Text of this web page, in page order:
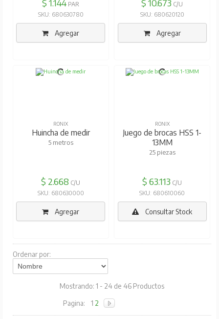
$ 1.144 PAR
SKU: 680630780
Agregar
$ 10.673 C/U
SKU: 680620120
Agregar
RONIX
Huincha de medir
5 metros
$ 2.668 C/U
SKU: 680630000
Agregar
RONIX
Juego de brocas HSS 1-
13MM
25 piezas
$ 63.113 C/U
SKU: 680610060
Consultar Stock
Ordenar por:
Mostrando: 1 - 24 de 46 Productos
Pagina: 1 2